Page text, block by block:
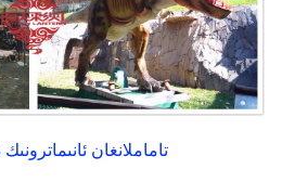
تاماملانغان